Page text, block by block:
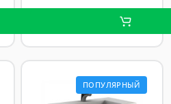
ПОПУЛЯРНЫЙ